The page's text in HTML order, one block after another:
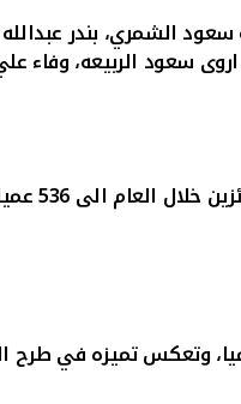
الشمري، بندر
اروى سعود الربيعه، وفاء
الى 536 عميلا.
وتعكس تميزه في طرح